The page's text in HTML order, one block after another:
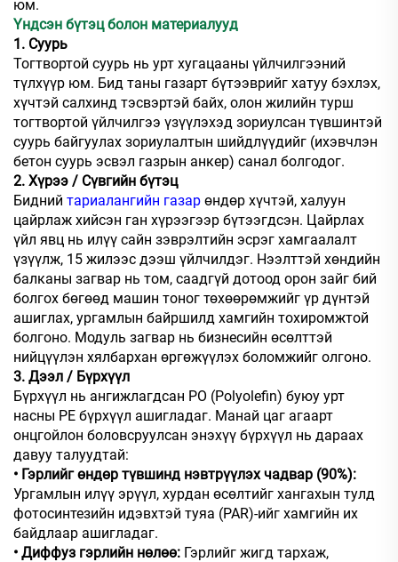
юм.
Үндсэн бүтэц болон материалууд
1. Суурь
Тогтвортой суурь нь урт хугацааны үйлчилгээний
түлхүүр юм. Бид таны газарт бүтээврийг хатуу бэхлэх,
хүчтэй салхинд тэсвэртэй байх, олон жилийн турш
тогтвортой үйлчилгээ үзүүлэхэд зориулсан түвшинтэй
суурь байгуулах зориулалтын шийдлүүдийг (ихэвчлэн
бетон суурь эсвэл газрын анкер) санал болгодог.
2. Хүрээ / Сүвгийн бүтэц
Бидний тариалангийн газар өндөр хүчтэй, халуун
цайрлаж хийсэн ган хүрээгээр бүтээгдсэн. Цайрлах
үйл явц нь илүү сайн зэврэлтийн эсрэг хамгаалалт
үзүүлж, 15 жилээс дээш үйлчилдэг. Нээлттэй хөндийн
балканы загвар нь том, саадгүй дотоод орон зайг бий
болгох бөгөөд машин тоног төхөөрөмжийг үр дүнтэй
ашиглах, ургамлын байршилд хамгийн тохиромжтой
болгоно. Модуль загвар нь бизнесийн өсөлттэй
нийцүүлэн хялбархан өргөжүүлэх боломжийг олгоно.
3. Дээл / Бүрхүүл
Бүрхүүл нь ангижлагдсан PO (Polyolefin) буюу урт
насны PE бүрхүүл ашигладаг. Манай цаг агаарт
онцгойлон боловсруулсан энэхүү бүрхүүл нь дараах
давуу талуудтай:
• Гэрлийг өндөр түвшинд нэвтрүүлэх чадвар (90%):
Ургамлын илүү эрүүл, хурдан өсөлтийг хангахын тулд
фотосинтезийн идэвхтэй туяа (PAR)-ийг хамгийн их
байдлаар ашигладаг.
• Диффуз гэрлийн нөлөө: Гэрлийг жигд тархаж,